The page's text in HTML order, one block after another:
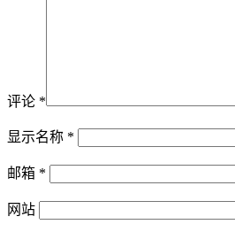
评论 *
显示名称 *
邮箱 *
网站